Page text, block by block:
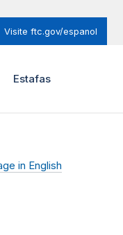
Visite ftc.gov/espanol
Estafas
in English